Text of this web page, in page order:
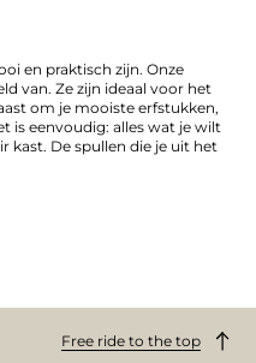
en praktisch zijn. Onze
van. Ze zijn ideaal voor het
om je mooiste erfstukken,
is eenvoudig: alles wat je wilt
kast. De spullen die je uit het
Ben je bijvoorbeeld
Free ride to the top